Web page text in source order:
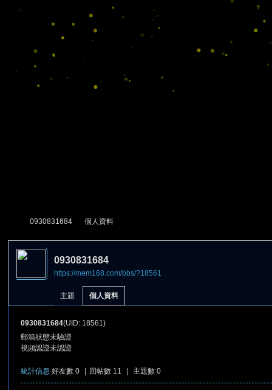
0930831684
›
個人資料
0930831684
https://mem168.com/bbs/?18561
主題 個人資料
0930831684(UID: 18561)
郵箱狀態未驗證
視頻認證未認證
統計信息 好友數 0 回帖數 11 主題數 0